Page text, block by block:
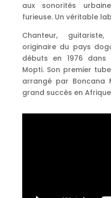
aux sonorités
furieuse. Un véritable
Chanteur, guitariste,
originaire du pays
débuts en 1976 dans
Mopti. Son premier
arrangé par Boncana
grand succès en